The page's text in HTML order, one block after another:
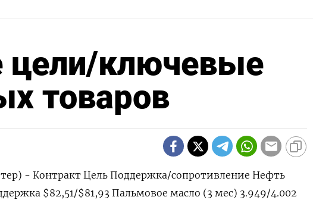
цели/ключевые
товаров
- Контракт Цель Поддержка/сопротивление Нефть
$82,51/$81,93 Пальмовое масло (3 мес) 3.949/4.002